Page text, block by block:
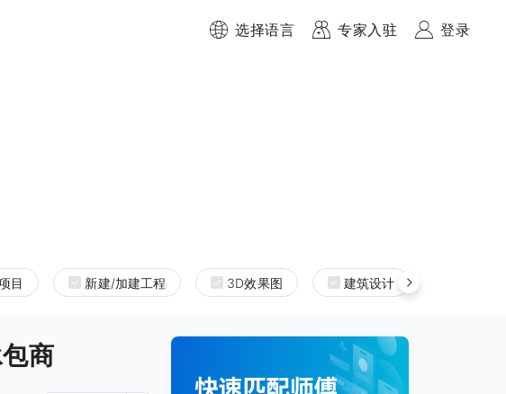
选择语言 专家入驻 登录
目 新建/加建工程 3D效果图 建筑设计
商